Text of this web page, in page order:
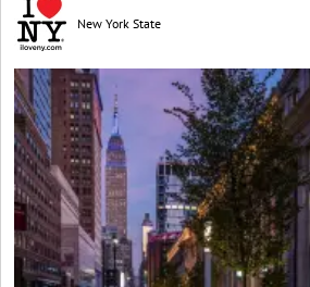
New York State